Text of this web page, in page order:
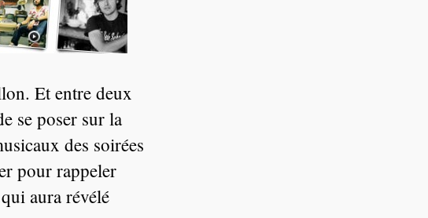
Et entre deux
se poser sur la
des soirées
pour rappeler
aura révélé